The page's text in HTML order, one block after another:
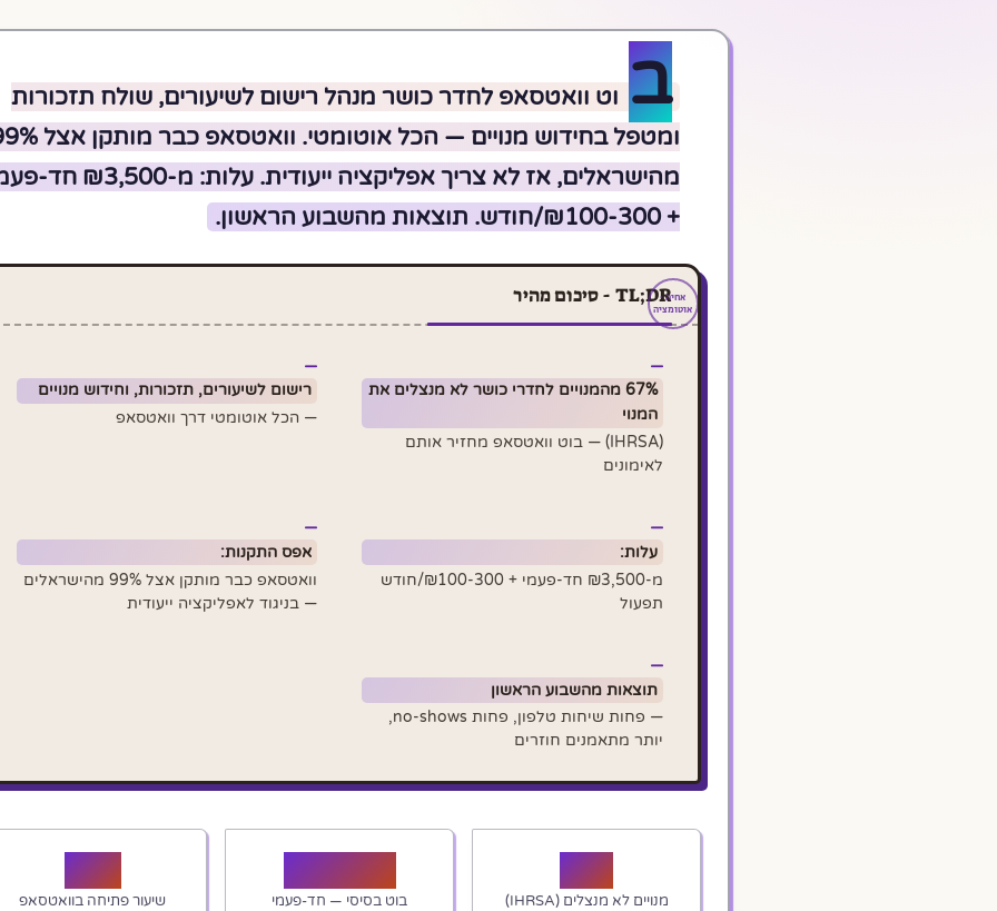
ב וט וואטסאפ לחדר כושר מנהל רישום לשיעורים, שולח תזכורות
ומטפל בחידוש מנויים — הכל אוטומטי.
מהישראלים, אז לא צריך אפליקציה ייעודית. עלות: מ-
+ ₪100-300/חודש. תוצאות מהשבוע הראשון.
TL;DR - סיכום מהיר
67% מהמנויים לחדרי כושר לא מנצלים את
המנוי
(IHRSA) — בוט וואטסאפ מחזיר אותם
לאימונים
רישום לשיעורים, תזכורות, וחידוש מנויים
— הכל אוטומטי דרך וואטסאפ
עלות:
מ-₪3,500 חד-פעמי + ₪100-300/חודש
תפעול
אפס התקנות:
וואטסאפ כבר מותקן אצל 99% מהישראלים
— בניגוד לאפליקציה ייעודית
תוצאות מהשבוע הראשון
— פחות שיחות טלפון, פחות no-shows,
יותר מתאמנים חוזרים
67%
מנויים לא מנצלים (IHRSA)
₪3,500
בוט בסיסי — חד-פעמי
98%
שיעור פתיחה בוואטסאפ